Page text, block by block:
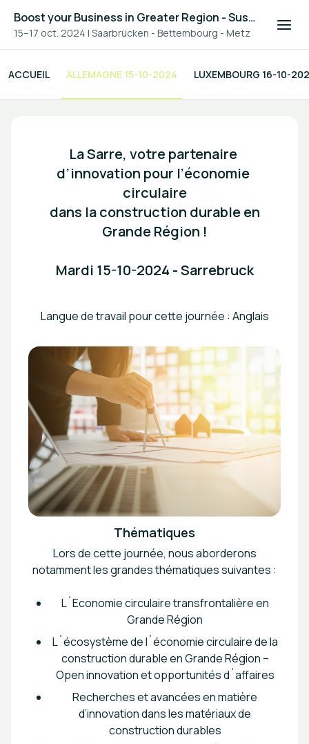
Boost your Business in Greater Region - Sustainable Construction 2024
15–17 oct. 2024 | Saarbrücken - Bettembourg - Metz
ACCUEIL ALLEMAGNE 15-10-2024 LUXEMBOURG 16-10-
La Sarre, votre partenaire
d’innovation pour l’économie
circulaire
Grande Région !
Mardi 15-10-2024 - Sarrebruck
Langue de travail pour cette journée : Anglais
Thématiques
Lors de cette journée, nous aborderons
notamment les grandes thématiques suivantes :
L´Economie circulaire transfrontalière en
Grande Région
L´écosystème de l´économie circulaire de la
construction durable en Grande Région –
Open innovation et opportunités d´affaires
Recherches et avancées en matière
d’innovation dans les matériaux de
construction durables